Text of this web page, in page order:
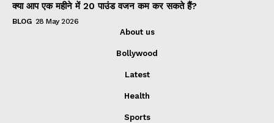
क्या आप एक महीने में 20 पाउंड वजन कम कर सकते हैं?
BLOG 28 May 2026
About us
Bollywood
Latest
Health
Sports